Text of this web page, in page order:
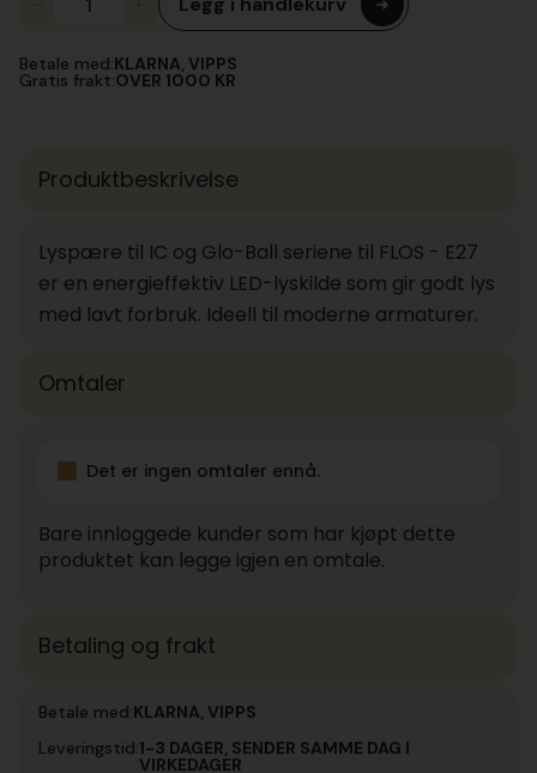
Lyspære
og
Glo-
FLOS
Betale med:KLARNA, VIPPS
Gratis frakt:OVER 1000 KR
Produktbeskrivelse
Lyspære til IC og Glo-Ball seriene til FLOS - E27
er en energieffektiv LED-lyskilde som gir godt lys
med lavt forbruk. Ideell til moderne armaturer.
Omtaler
Det er ingen omtaler ennå.
Bare innloggede kunder som har kjøpt dette
produktet kan legge igjen en omtale.
Betaling og frakt
Betale med:KLARNA, VIPPS
Leveringstid:1-3 DAGER, SENDER SAMME DAG I
VIRKEDAGER